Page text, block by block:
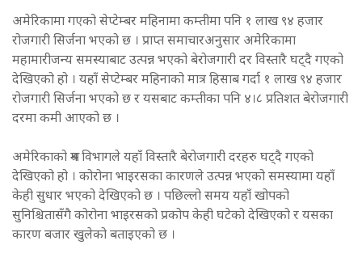
अमेरिकामा गएको सेप्टेम्बर महिनामा कम्तीमा पनि १ लाख ९४ हजार
रोजगारी सिर्जना भएको छ । प्राप्त समाचारअनुसार अमेरिकामा
महामारीजन्य समस्याबाट उत्पन्न भएको बेरोजगारी दर विस्तारै घट्दै गएको
देखिएको हो । यहाँ सेप्टेम्बर महिनाको मात्र हिसाब गर्दा १ लाख ९४ हजार
रोजगारी सिर्जना भएको छ र यसबाट कम्तीका पनि ४।८ प्रतिशत बेरोजगारी
दरमा कमी आएको छ ।
अमेरिकाको श्रम विभागले यहाँ विस्तारै बेरोजगारी दरहरु घट्दै गएको
देखिएको हो । कोरोना भाइरसका कारणले उत्पन्न भएको समस्यामा यहाँ
केही सुधार भएको देखिएको छ । पछिल्लो समय यहाँ खोपको
सुनिश्चितासँगै कोरोना भाइरसको प्रकोप केही घटेको देखिएको र यसका
कारण बजार खुलेको बताइएको छ ।